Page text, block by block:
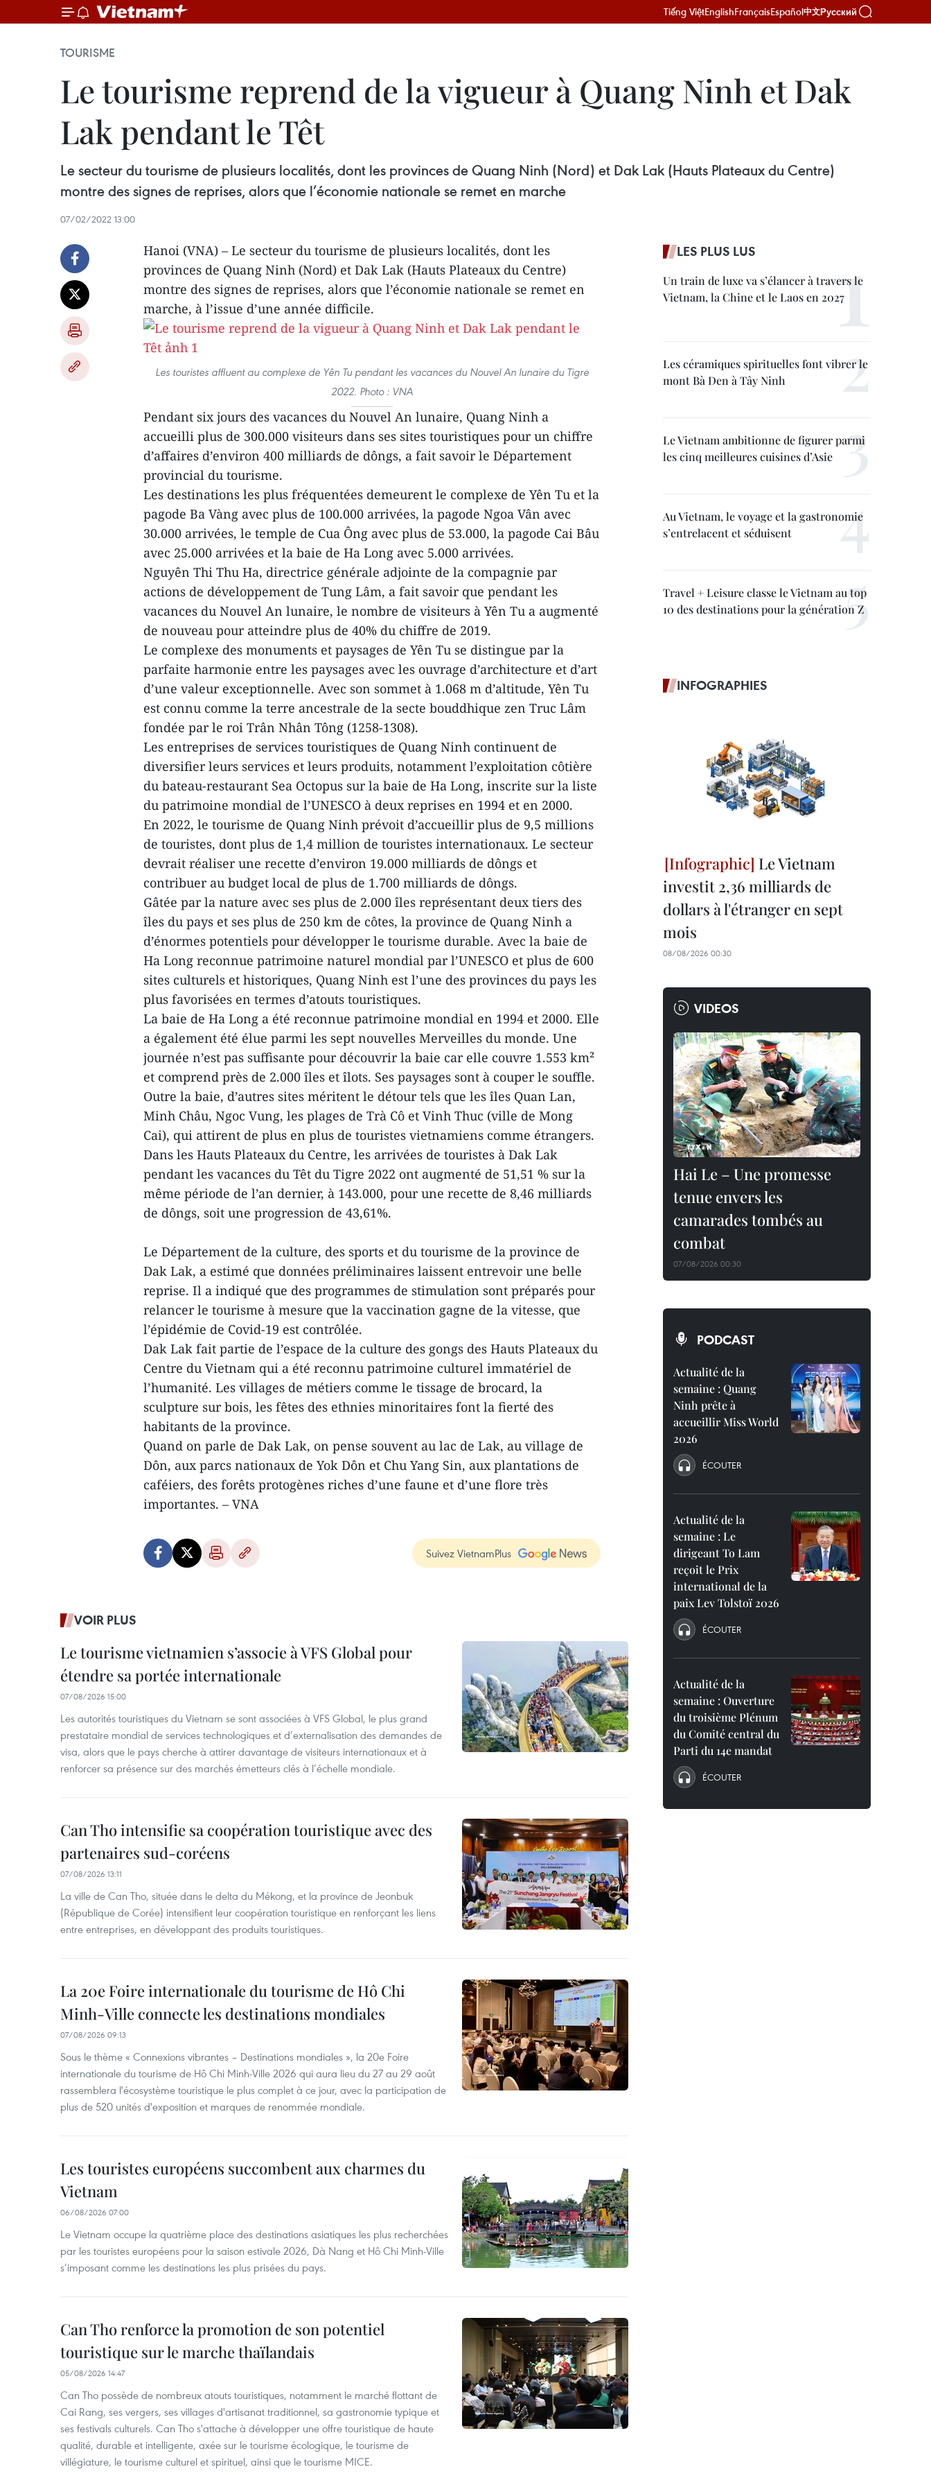
Tiếng ViệtEnglishFrançaisEspañol中文Русский
TOURISME
Le tourisme reprend de la vigueur à Quang Ninh et Dak
Lak pendant le Têt
Le secteur du tourisme de plusieurs localités, dont les provinces de Quang Ninh (Nord) et Dak Lak (Hauts Plateaux du Centre)
montre des signes de reprises, alors que l’économie nationale se remet en marche
07/02/2022 13:00
Hanoi (VNA) – Le secteur du tourisme de plusieurs localités, dont les
provinces de Quang Ninh (Nord) et Dak Lak (Hauts Plateaux du Centre)
montre des signes de reprises, alors que l’économie nationale se remet en
marche, à l’issue d’une année difficile.
Les touristes affluent au complexe de Yên Tu pendant les vacances du Nouvel An lunaire du Tigre
2022. Photo : VNA
Pendant six jours des vacances du Nouvel An lunaire, Quang Ninh a
accueilli plus de 300.000 visiteurs dans ses sites touristiques pour un chiffre
d’affaires d’environ 400 milliards de dôngs, a fait savoir le Département
provincial du tourisme.
Les destinations les plus fréquentées demeurent le complexe de Yên Tu et la
pagode Ba Vàng avec plus de 100.000 arrivées, la pagode Ngoa Vân avec
30.000 arrivées, le temple de Cua Ông avec plus de 53.000, la pagode Cai Bâu
avec 25.000 arrivées et la baie de Ha Long avec 5.000 arrivées.
Nguyên Thi Thu Ha, directrice générale adjointe de la compagnie par
actions de développement de Tung Lâm, a fait savoir que pendant les
vacances du Nouvel An lunaire, le nombre de visiteurs à Yên Tu a augmenté
de nouveau pour atteindre plus de 40% du chiffre de 2019.
Le complexe des monuments et paysages de Yên Tu se distingue par la
parfaite harmonie entre les paysages avec les ouvrage d’architecture et d’art
d’une valeur exceptionnelle. Avec son sommet à 1.068 m d’altitude, Yên Tu
est connu comme la terre ancestrale de la secte bouddhique zen Truc Lâm
fondée par le roi Trân Nhân Tông (1258-1308).
Les entreprises de services touristiques de Quang Ninh continuent de
diversifier leurs services et leurs produits, notamment l’exploitation côtière
du bateau-restaurant Sea Octopus sur la baie de Ha Long, inscrite sur la liste
du patrimoine mondial de l’UNESCO à deux reprises en 1994 et en 2000.
En 2022, le tourisme de Quang Ninh prévoit d’accueillir plus de 9,5 millions
de touristes, dont plus de 1,4 million de touristes internationaux. Le secteur
devrait réaliser une recette d’environ 19.000 milliards de dôngs et
contribuer au budget local de plus de 1.700 milliards de dôngs.
Gâtée par la nature avec ses plus de 2.000 îles représentant deux tiers des
îles du pays et ses plus de 250 km de côtes, la province de Quang Ninh a
d’énormes potentiels pour développer le tourisme durable. Avec la baie de
Ha Long reconnue patrimoine naturel mondial par l’UNESCO et plus de 600
sites culturels et historiques, Quang Ninh est l’une des provinces du pays les
plus favorisées en termes d’atouts touristiques.
La baie de Ha Long a été reconnue patrimoine mondial en 1994 et 2000. Elle
a également été élue parmi les sept nouvelles Merveilles du monde. Une
journée n’est pas suffisante pour découvrir la baie car elle couvre 1.553 km²
et comprend près de 2.000 îles et îlots. Ses paysages sont à couper le souffle.
Outre la baie, d’autres sites méritent le détour tels que les îles Quan Lan,
Minh Châu, Ngoc Vung, les plages de Trà Cô et Vinh Thuc (ville de Mong
Cai), qui attirent de plus en plus de touristes vietnamiens comme étrangers.
Dans les Hauts Plateaux du Centre, les arrivées de touristes à Dak Lak
pendant les vacances du Têt du Tigre 2022 ont augmenté de 51,51 % sur la
même période de l’an dernier, à 143.000, pour une recette de 8,46 milliards
de dôngs, soit une progression de 43,61%.
Le Département de la culture, des sports et du tourisme de la province de
Dak Lak, a estimé que données préliminaires laissent entrevoir une belle
reprise. Il a indiqué que des programmes de stimulation sont préparés pour
relancer le tourisme à mesure que la vaccination gagne de la vitesse, que
l’épidémie de Covid-19 est contrôlée.
Dak Lak fait partie de l’espace de la culture des gongs des Hauts Plateaux du
Centre du Vietnam qui a été reconnu patrimoine culturel immatériel de
l’humanité. Les villages de métiers comme le tissage de brocard, la
sculpture sur bois, les fêtes des ethnies minoritaires font la fierté des
habitants de la province.
Quand on parle de Dak Lak, on pense souvent au lac de Lak, au village de
Dôn, aux parcs nationaux de Yok Dôn et Chu Yang Sin, aux plantations de
caféiers, des forêts protogènes riches d’une faune et d’une flore très
importantes. – VNA
Suivez VietnamPlus
VOIR PLUS
Le tourisme vietnamien s’associe à VFS Global pour
étendre sa portée internationale
07/08/2026 15:00
Les autorités touristiques du Vietnam se sont associées à VFS Global, le plus grand
prestataire mondial de services technologiques et d’externalisation des demandes de
visa, alors que le pays cherche à attirer davantage de visiteurs internationaux et à
renforcer sa présence sur des marchés émetteurs clés à l’échelle mondiale.
Can Tho intensifie sa coopération touristique avec des
partenaires sud-coréens
07/08/2026 13:11
La ville de Can Tho, située dans le delta du Mékong, et la province de Jeonbuk
(République de Corée) intensifient leur coopération touristique en renforçant les liens
entre entreprises, en développant des produits touristiques.
La 20e Foire internationale du tourisme de Hô Chi
Minh-Ville connecte les destinations mondiales
07/08/2026 09:13
Sous le thème « Connexions vibrantes – Destinations mondiales », la 20e Foire
internationale du tourisme de Hô Chi Minh-Ville 2026 qui aura lieu du 27 au 29 août
rassemblera l'écosystème touristique le plus complet à ce jour, avec la participation de
plus de 520 unités d'exposition et marques de renommée mondiale.
Les touristes européens succombent aux charmes du
Vietnam
06/08/2026 07:00
Le Vietnam occupe la quatrième place des destinations asiatiques les plus recherchées
par les touristes européens pour la saison estivale 2026, Dà Nang et Hô Chi Minh-Ville
s’imposant comme les destinations les plus prisées du pays.
Can Tho renforce la promotion de son potentiel
touristique sur le marche thaïlandais
05/08/2026 14:47
Can Tho possède de nombreux atouts touristiques, notamment le marché flottant de
Cai Rang, ses vergers, ses villages d'artisanat traditionnel, sa gastronomie typique et
ses festivals culturels. Can Tho s'attache à développer une offre touristique de haute
qualité, durable et intelligente, axée sur le tourisme écologique, le tourisme de
villégiature, le tourisme culturel et spirituel, ainsi que le tourisme MICE.
LES PLUS LUS
Un train de luxe va s’élancer à travers le
Vietnam, la Chine et le Laos en 2027
Les céramiques spirituelles font vibrer le
mont Bà Den à Tây Ninh
Le Vietnam ambitionne de figurer parmi
les cinq meilleures cuisines d’Asie
Au Vietnam, le voyage et la gastronomie
s’entrelacent et séduisent
Travel + Leisure classe le Vietnam au top
10 des destinations pour la génération Z
INFOGRAPHIES
Le Vietnam
investit 2,36 milliards de
dollars à l'étranger en sept
mois
08/08/2026 00:30
VIDEOS
Hai Le – Une promesse
tenue envers les
camarades tombés au
combat
07/08/2026 00:30
PODCAST
Actualité de la
semaine : Quang
Ninh prête à
accueillir Miss World
2026
ÉCOUTER
Actualité de la
semaine : Le
dirigeant To Lam
reçoit le Prix
international de la
paix Lev Tolstoï 2026
ÉCOUTER
Actualité de la
semaine : Ouverture
du troisième Plénum
du Comité central du
Parti du 14e mandat
ÉCOUTER